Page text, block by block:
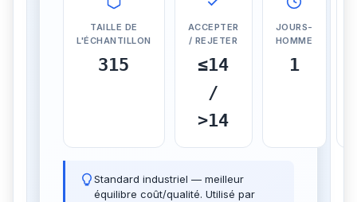
TAILLE DE
L'ÉCHANTILLON
315
ACCEPTER
/ REJETER
≤14
/
>14
JOURS-
HOMME
1
Standard industriel — meilleur
équilibre coût/qualité. Utilisé par